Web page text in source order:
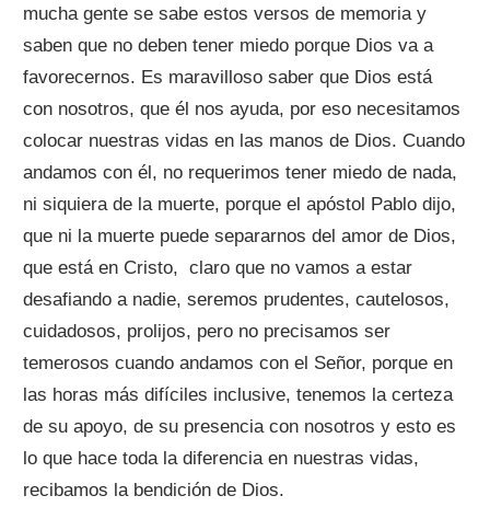
mucha gente se sabe estos versos de memoria y
saben que no deben tener miedo porque Dios va a
favorecernos. Es maravilloso saber que Dios está
con nosotros, que él nos ayuda, por eso necesitamos
colocar nuestras vidas en las manos de Dios. Cuando
andamos con él, no requerimos tener miedo de nada,
ni siquiera de la muerte, porque el apóstol Pablo dijo,
que ni la muerte puede separarnos del amor de Dios,
que está en Cristo, claro que no vamos a estar
desafiando a nadie, seremos prudentes, cautelosos,
cuidadosos, prolijos, pero no precisamos ser
temerosos cuando andamos con el Señor, porque en
las horas más difíciles inclusive, tenemos la certeza
de su apoyo, de su presencia con nosotros y esto es
lo que hace toda la diferencia en nuestras vidas,
recibamos la bendición de Dios.